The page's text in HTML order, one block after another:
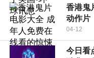
香港鬼
动作片
04-12
今日看